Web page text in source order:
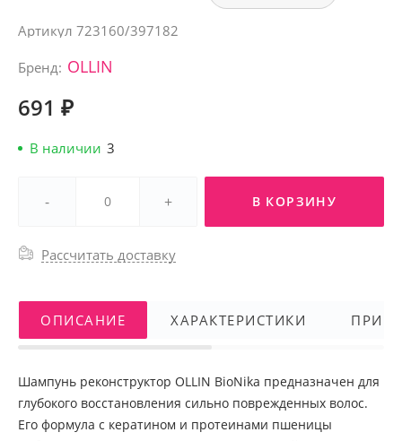
Артикул 723160/397182
Бренд: OLLIN
691 ₽
В наличии 3
- + В КОРЗИНУ
Рассчитать доставку
ОПИСАНИЕ ХАРАКТЕРИСТИКИ
Шампунь реконструктор OLLIN BioNika предназначен для
глубокого восстановления сильно поврежденных волос.
Его формула с кератином и протеинами пшеницы